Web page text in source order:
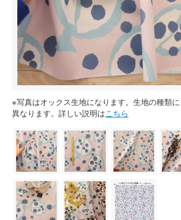
※写真はオックス生地になります。生地の種類
異なります。詳しい説明はこちら